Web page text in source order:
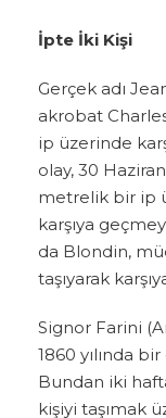
İpte İki Kişi
Gerçek adı
akrobat
ip üzerinde
olay, 30
metrelik bir ip
karşıya
da Blondin,
taşıyarak
Signor Farini
1860 yılında
Bundan iki
kişiyi taşımak